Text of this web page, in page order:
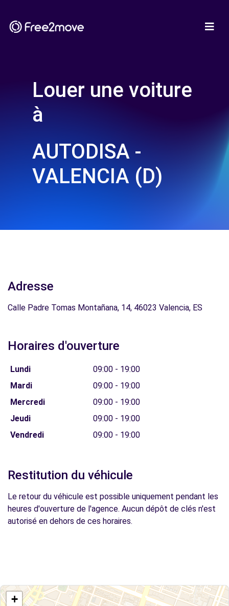
Louer une voiture
à
AUTODISA -
VALENCIA (D)
Adresse
Calle Padre Tomas Montañana, 14, 46023 Valencia, ES
Horaires d'ouverture
Lundi
09:00 - 19:00
Mardi
09:00 - 19:00
Mercredi
09:00 - 19:00
Jeudi
09:00 - 19:00
Vendredi
09:00 - 19:00
Restitution du véhicule
Le retour du véhicule est possible uniquement pendant les
heures d'ouverture de l'agence. Aucun dépôt de clés n'est
autorisé en dehors de ces horaires.
+